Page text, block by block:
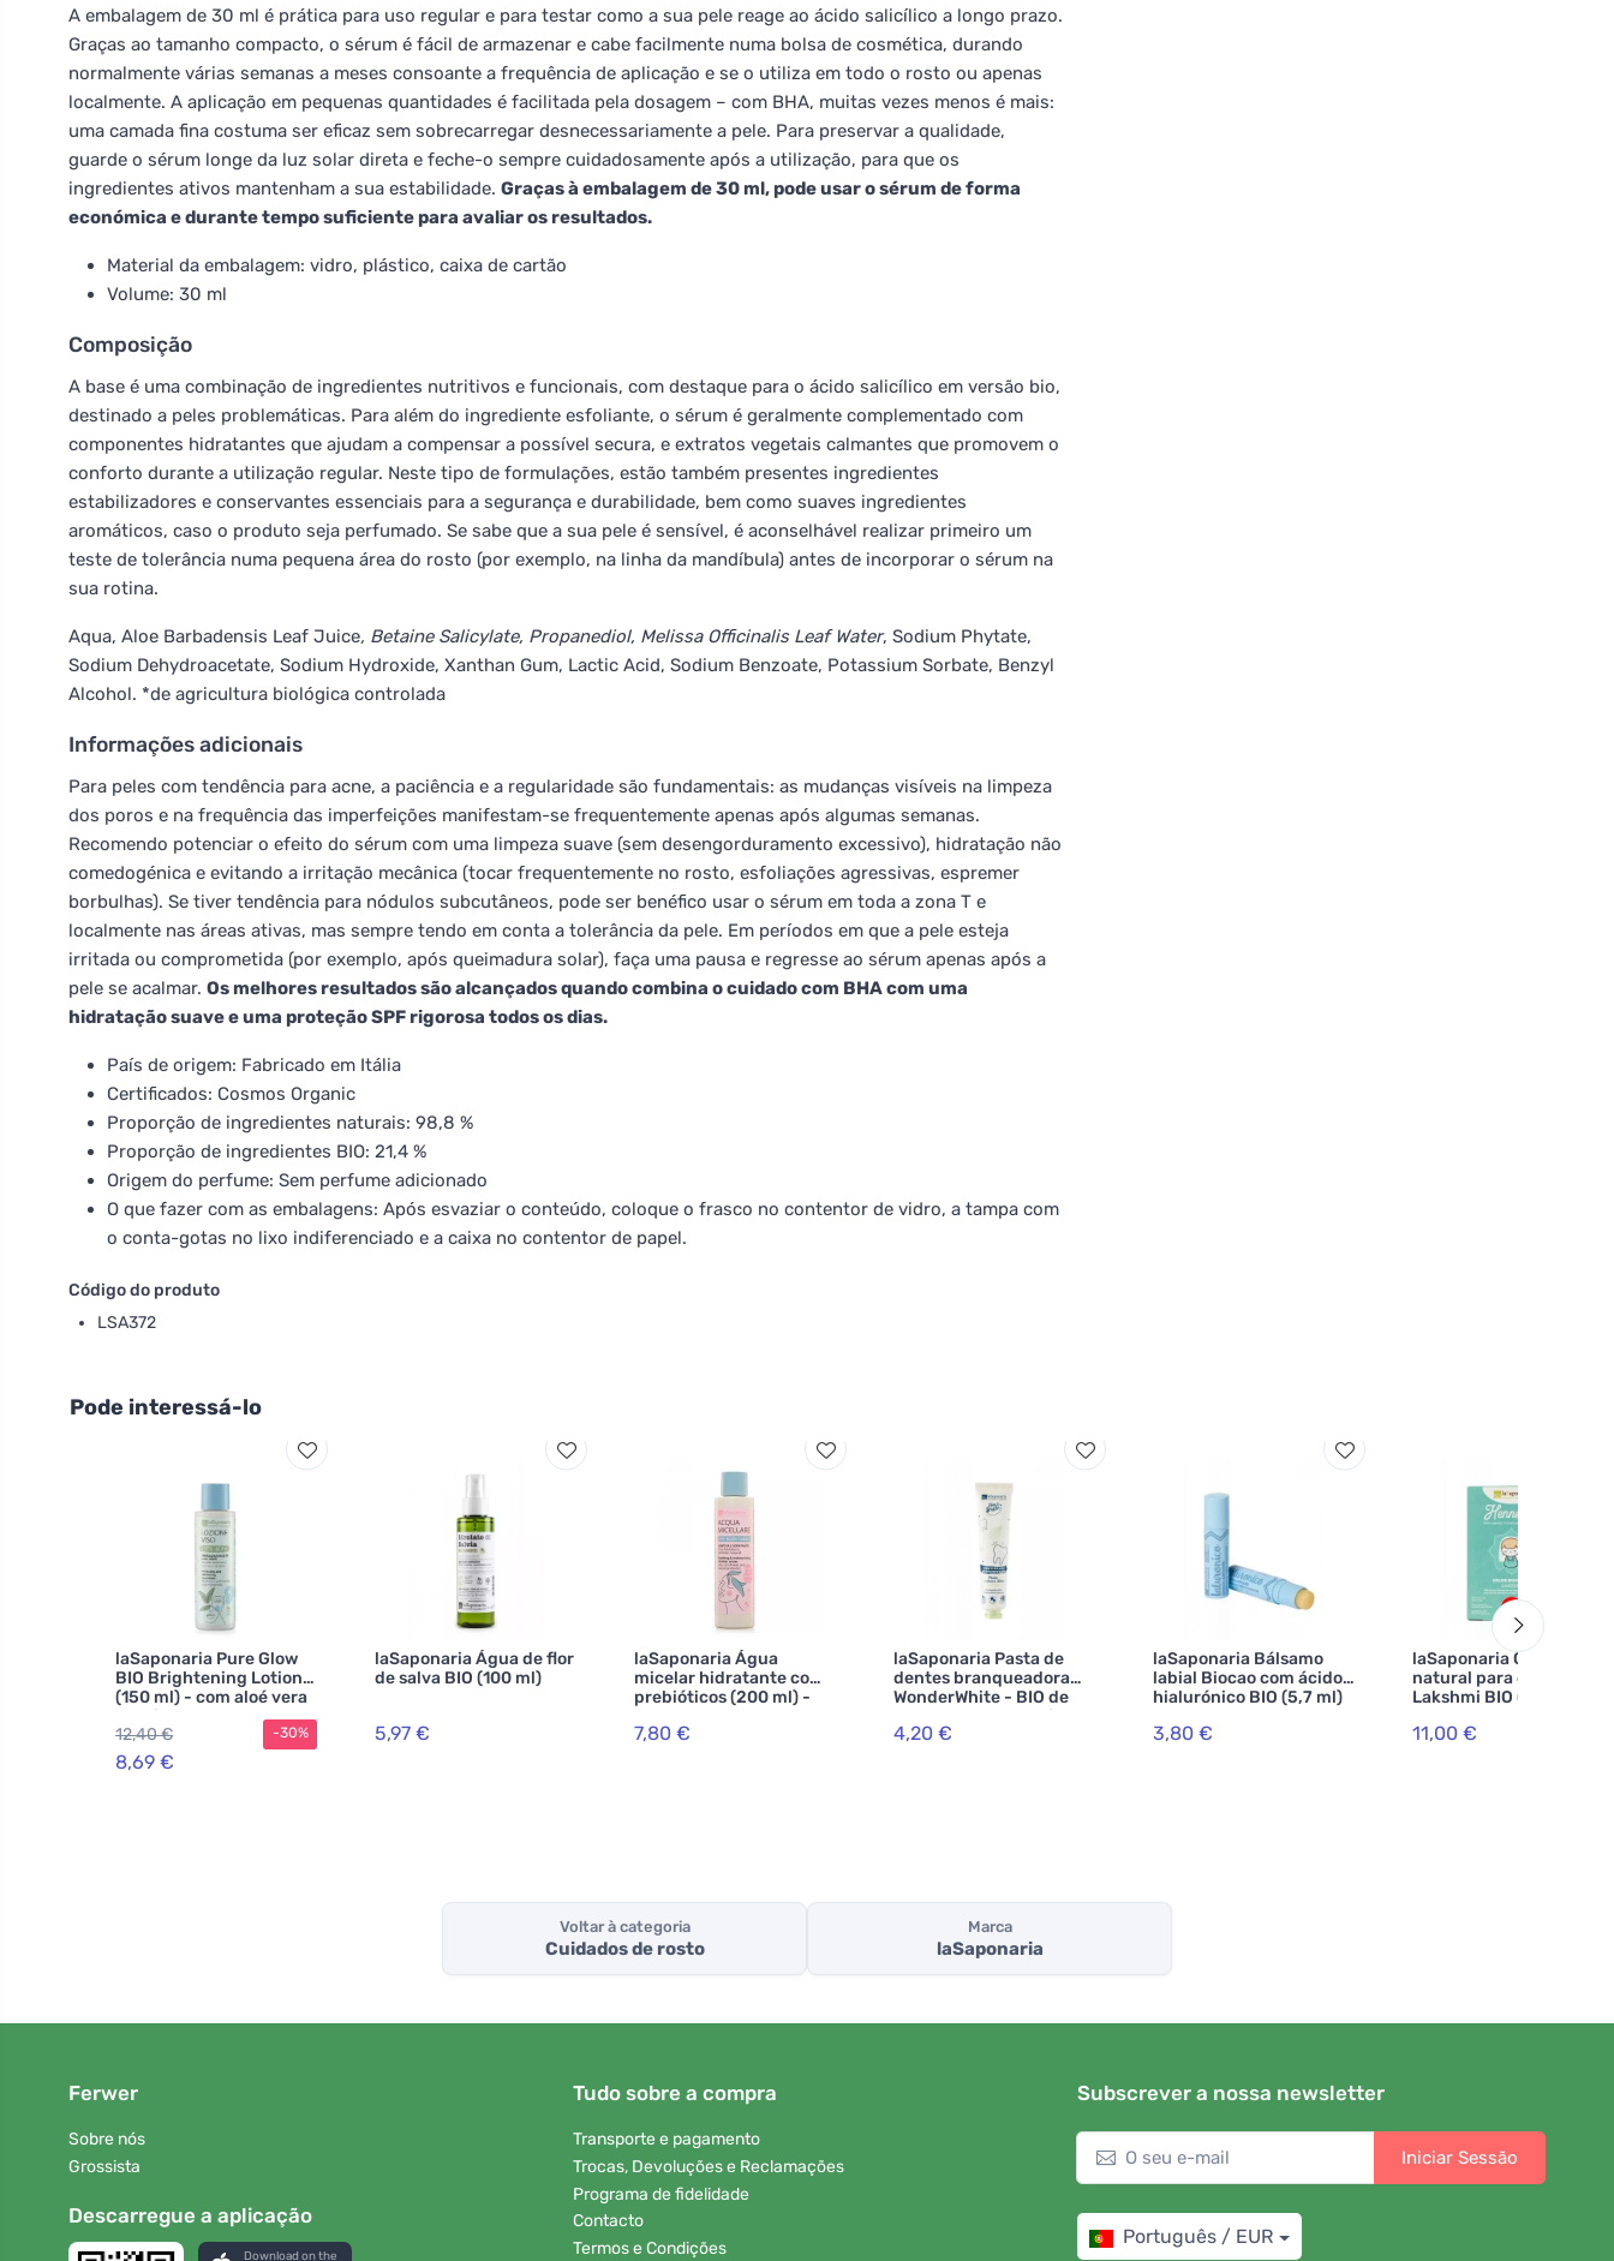
A embalagem de 30 ml é prática para uso regular e para testar como a sua pele reage ao ácido salicílico a longo prazo.
Graças ao tamanho compacto, o sérum é fácil de armazenar e cabe facilmente numa bolsa de cosmética, durando
normalmente várias semanas a meses consoante a frequência de aplicação e se o utiliza em todo o rosto ou apenas
localmente. A aplicação em pequenas quantidades é facilitada pela dosagem – com BHA, muitas vezes menos é mais:
uma camada fina costuma ser eficaz sem sobrecarregar desnecessariamente a pele. Para preservar a qualidade,
guarde o sérum longe da luz solar direta e feche-o sempre cuidadosamente após a utilização, para que os
ingredientes ativos mantenham a sua estabilidade. Graças à embalagem de 30 ml, pode usar o sérum de forma
económica e durante tempo suficiente para avaliar os resultados.
Material da embalagem: vidro, plástico, caixa de cartão
Volume: 30 ml
Composição
A base é uma combinação de ingredientes nutritivos e funcionais, com destaque para o ácido salicílico em versão bio,
destinado a peles problemáticas. Para além do ingrediente esfoliante, o sérum é geralmente complementado com
componentes hidratantes que ajudam a compensar a possível secura, e extratos vegetais calmantes que promovem o
conforto durante a utilização regular. Neste tipo de formulações, estão também presentes ingredientes
estabilizadores e conservantes essenciais para a segurança e durabilidade, bem como suaves ingredientes
aromáticos, caso o produto seja perfumado. Se sabe que a sua pele é sensível, é aconselhável realizar primeiro um
teste de tolerância numa pequena área do rosto (por exemplo, na linha da mandíbula) antes de incorporar o sérum na
sua rotina.
Aqua, Aloe Barbadensis Leaf Juice, Betaine Salicylate, Propanediol, Melissa Officinalis Leaf Water, Sodium Phytate,
Sodium Dehydroacetate, Sodium Hydroxide, Xanthan Gum, Lactic Acid, Sodium Benzoate, Potassium Sorbate, Benzyl
Alcohol. *de agricultura biológica controlada
Informações adicionais
Para peles com tendência para acne, a paciência e a regularidade são fundamentais: as mudanças visíveis na limpeza
dos poros e na frequência das imperfeições manifestam-se frequentemente apenas após algumas semanas.
Recomendo potenciar o efeito do sérum com uma limpeza suave (sem desengorduramento excessivo), hidratação não
comedogénica e evitando a irritação mecânica (tocar frequentemente no rosto, esfoliações agressivas, espremer
borbulhas). Se tiver tendência para nódulos subcutâneos, pode ser benéfico usar o sérum em toda a zona T e
localmente nas áreas ativas, mas sempre tendo em conta a tolerância da pele. Em períodos em que a pele esteja
irritada ou comprometida (por exemplo, após queimadura solar), faça uma pausa e regresse ao sérum apenas após a
pele se acalmar. Os melhores resultados são alcançados quando combina o cuidado com BHA com uma
hidratação suave e uma proteção SPF rigorosa todos os dias.
País de origem: Fabricado em Itália
Certificados: Cosmos Organic
Proporção de ingredientes naturais: 98,8 %
Proporção de ingredientes BIO: 21,4 %
Origem do perfume: Sem perfume adicionado
O que fazer com as embalagens: Após esvaziar o conteúdo, coloque o frasco no contentor de vidro, a tampa com
o conta-gotas no lixo indiferenciado e a caixa no contentor de papel.
Código do produto
LSA372
Pode interessá-lo
laSaponaria Pure Glow
BIO Brightening Lotion
(150 ml) - com aloé vera
e urtiga
12,40 €
8,69 €
-30%
laSaponaria Água de flor
de salva BIO (100 ml)
5,97 €
laSaponaria Água
micelar hidratante com
prebióticos (200 ml) -
centáurea
7,80 €
laSaponaria Pasta de
dentes branqueadora
WonderWhite - BIO de
menta e carvão activado
(75 ml)
4,20 €
laSaponaria Bálsamo
labial Biocao com ácido
hialurónico BIO (5,7 ml)
3,80 €
laSaponaria Corante
natural para o cabelo
Lakshmi BIO (100 g) -
11,00 €
Voltar à categoria
Cuidados de rosto
Marca
laSaponaria
Ferwer
Sobre nós
Grossista
Descarregue a aplicação
Download on the
Tudo sobre a compra
Transporte e pagamento
Trocas, Devoluções e Reclamações
Programa de fidelidade
Contacto
Termos e Condições
Subscrever a nossa newsletter
Iniciar Sessão
Português / EUR